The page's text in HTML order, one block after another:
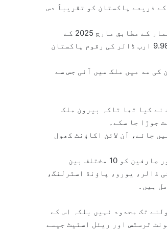
ذریعے پاکستان کو تقریباً دس
قومی اسمبلی میں جمع کرائے گئے سٹیٹ بینک آف پاکستان کے تازہ اعداد و شمار کے مطابق مارچ 2025 کے
اختتام تک ایسے اکاؤنٹس کی تعداد 8 لاکھ 5 ہزار سے زائد ہو گئی ہے جن سے 9.98 ارب ڈالر کی رقوم پاکستان
کی مد میں ملک میں آئی جس سے
تحریک انصاف کی حکومت نے کیا تھا تاکہ بیرون ملک
جوڑا جا سکے۔
جائے، آن لائن اکاؤنٹ کھول
اس نظام کو پاکستان کے 15 بڑے کمرشل بینکوں کے ساتھ منسلک کیا گیا ہے اور صارفین کو 10 مختلف بین
ڈالر، یورو، پاؤنڈ اسٹرلنگ،
ہیں۔
تک محدود نہیں بلکہ اس کے
ٹرسٹس اور ریئل اسٹیٹ جیسے